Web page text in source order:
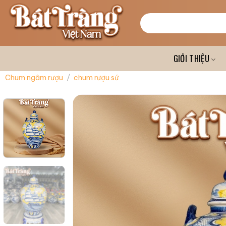
Skip
content
Tìm
kiếm:
GIỚI THIỆU
Chum ngâm rượu / chum rượu sứ